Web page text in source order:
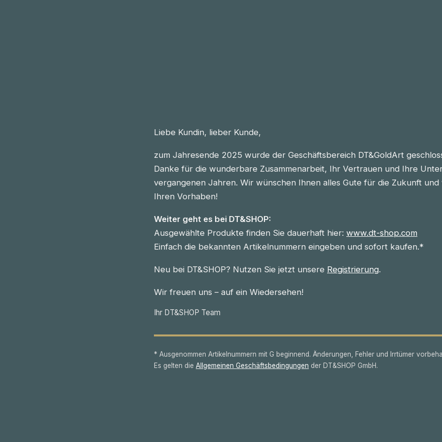
Liebe Kundin, lieber Kunde,
zum Jahresende 2025 wurde der Geschäftsbereich DT&GoldArt
Danke für die wunderbare Zusammenarbeit, Ihr Vertrauen und Ihre
vergangenen Jahren. Wir wünschen Ihnen alles Gute für die Zukunft und
Ihren Vorhaben!
Weiter geht es bei DT&SHOP:
Ausgewählte Produkte finden Sie dauerhaft hier: www.dt-shop.com
Einfach die bekannten Artikelnummern eingeben und sofort kaufen.*
Neu bei DT&SHOP? Nutzen Sie jetzt unsere Registrierung.
Wir freuen uns – auf ein Wiedersehen!
Ihr DT&SHOP Team
* Ausgenommen Artikelnummern mit G beginnend. Änderungen, Fehler und Irrtümer
Es gelten die Allgemeinen Geschäftsbedingungen der DT&SHOP GmbH.